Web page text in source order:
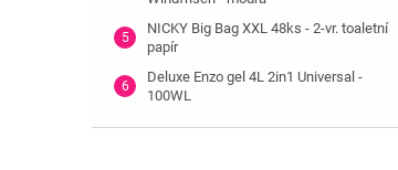
NICKY Big Bag XXL 48ks - 2-vr. toaletní
papír
Deluxe Enzo gel 4L 2in1 Universal -
100WL